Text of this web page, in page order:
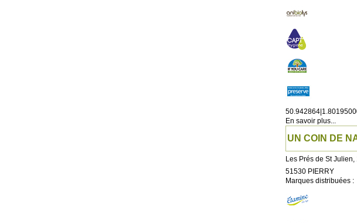
En savoir plus...
UN COIN DE
Les Prés de St
51530 PIERRY
Marques distribuées :